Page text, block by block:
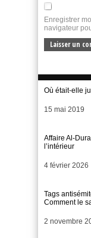
Enregistrer
navigateur
Où était-elle
Date
15 mai 2019
Affaire Al-
l’intérieur
Date
4 février 2026
Tags
Comment le
Date
2 novembre